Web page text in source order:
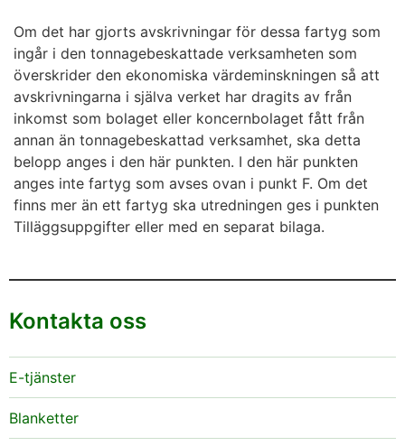
Om det har gjorts avskrivningar för dessa fartyg som
ingår i den tonnagebeskattade verksamheten som
överskrider den ekonomiska värdeminskningen så att
avskrivningarna i själva verket har dragits av från
inkomst som bolaget eller koncernbolaget fått från
annan än tonnagebeskattad verksamhet, ska detta
belopp anges i den här punkten. I den här punkten
anges inte fartyg som avses ovan i punkt F. Om det
finns mer än ett fartyg ska utredningen ges i punkten
Tilläggsuppgifter eller med en separat bilaga.
Kontakta oss
E-tjänster
Blanketter